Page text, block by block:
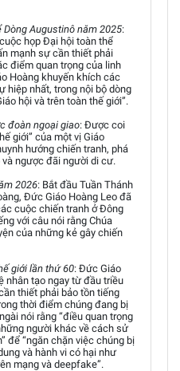
Augustinô năm 2025:
họp Đại hội toàn thể
mạnh sự cần thiết phải
điểm quan trọng của linh
Hoàng khuyến khích các
hiệp nhất, trong nội bộ dòng
hội và trên toàn thế giới”.
đoàn ngoại giao: Được coi
giới” của một vị Giáo
hướng chiến tranh, phá
ngược đãi người di cư.
2026: Bắt đầu Tuần Thánh
Đức Giáo Hoàng Leo đã
cuộc chiến tranh ở Đông
với câu nói rằng Chúa
của những kẻ gây chiến
giới lần thứ 60: Đức Giáo
nhân tạo ngay từ đầu triều
thiết phải bảo tồn tiếng
thời điểm chúng đang bị
nói rằng “điều quan trọng
người khác về cách sử
để “ngăn chặn việc chúng bị
và hành vi có hại như
mạng và deepfake”.